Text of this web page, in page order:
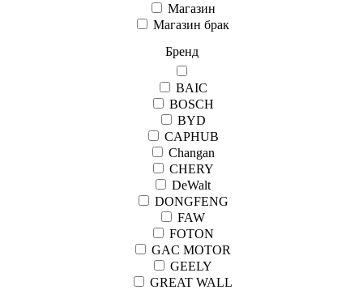
Магазин
Магазин брак
Бренд
BAIC
BOSCH
BYD
CAPHUB
Changan
CHERY
DeWalt
DONGFENG
FAW
FOTON
GAC MOTOR
GEELY
GREAT WALL